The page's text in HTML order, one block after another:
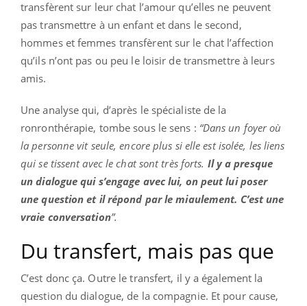
transfèrent sur leur chat l’amour qu’elles ne peuvent
pas transmettre à un enfant et dans le second,
hommes et femmes transfèrent sur le chat l’affection
qu’ils n’ont pas ou peu le loisir de transmettre à leurs
amis.
Une analyse qui, d’après le spécialiste de la
ronronthérapie, tombe sous le sens : “Dans un foyer où
la personne vit seule, encore plus si elle est isolée, les liens
qui se tissent avec le chat sont très forts. Il y a presque
un dialogue qui s’engage avec lui, on peut lui poser
une question et il répond par le miaulement. C’est une
vraie conversation”.
Du transfert, mais pas que
C’est donc ça. Outre le transfert, il y a également la
question du dialogue, de la compagnie. Et pour cause,